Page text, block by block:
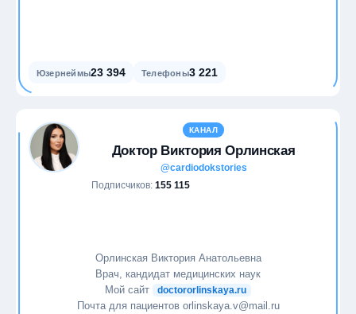
Юзернеймы23 394 Телефоны3 221
КАНАЛ
Доктор Виктория Орлинская
@cardiodokstories
Подписчиков: 155 115
Орлинская Виктория Анатольевна
Врач, кандидат медицинских наук
Мой сайт
doctororlinskaya.ru
Почта для пациентов orlinskaya.v@mail.ru